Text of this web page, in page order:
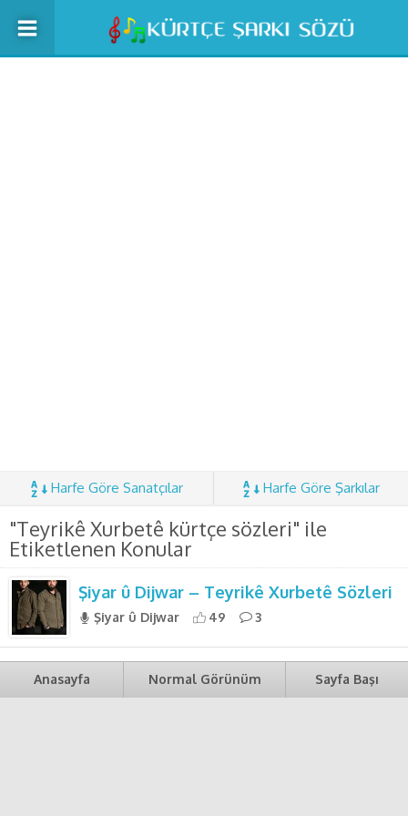
Harfe Göre Sanatçılar Harfe Göre Şarkılar
"Teyrikê Xurbetê kürtçe sözleri" ile
Etiketlenen Konular
Şiyar û Dijwar – Teyrikê Xurbetê Sözleri
Şiyar û Dijwar 49 3
Anasayfa Normal Görünüm Sayfa Başı